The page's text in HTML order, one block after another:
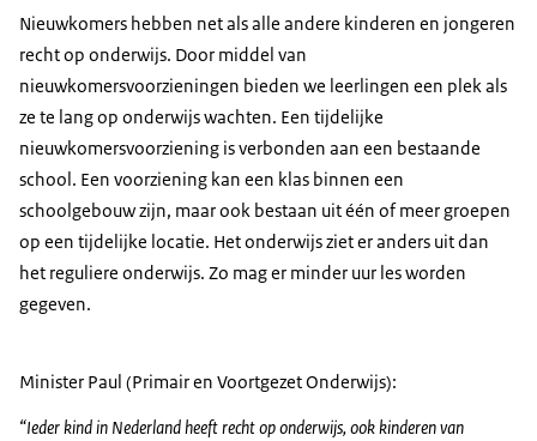
Nieuwkomers hebben net als alle andere kinderen en jongeren
recht op onderwijs. Door middel van
nieuwkomersvoorzieningen bieden we leerlingen een plek als
ze te lang op onderwijs wachten. Een tijdelijke
nieuwkomersvoorziening is verbonden aan een bestaande
school. Een voorziening kan een klas binnen een
schoolgebouw zijn, maar ook bestaan uit één of meer groepen
op een tijdelijke locatie. Het onderwijs ziet er anders uit dan
het reguliere onderwijs. Zo mag er minder uur les worden
gegeven.
Minister Paul (Primair en Voortgezet Onderwijs):
“Ieder kind in Nederland heeft recht op onderwijs, ook kinderen van